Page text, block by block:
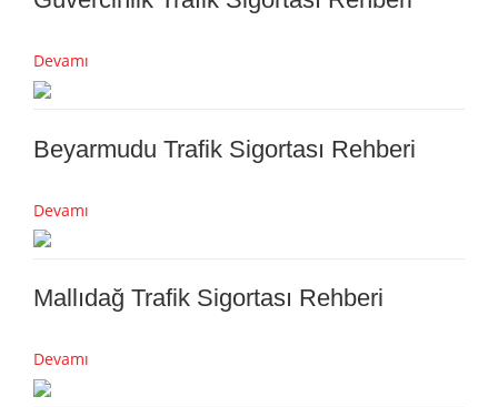
Devamı
Beyarmudu Trafik Sigortası Rehberi
Devamı
Mallıdağ Trafik Sigortası Rehberi
Devamı